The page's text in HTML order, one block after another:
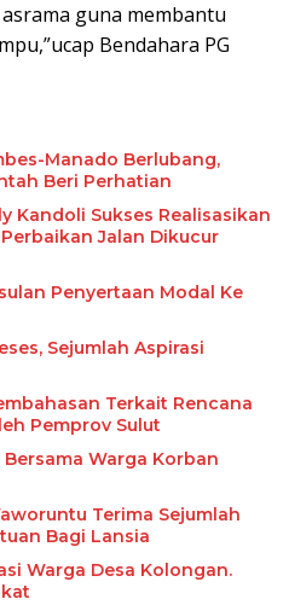
guna membantu
Bendahara PG
Manado Berlubang,
Beri Perhatian
Kandoli Sukses Realisasikan
Jalan Dikucur
Penyertaan Modal Ke
Sejumlah Aspirasi
Terkait Rencana
Pemprov Sulut
Warga Korban
Terima Sejumlah
Bagi Lansia
Warga Desa Kolongan.